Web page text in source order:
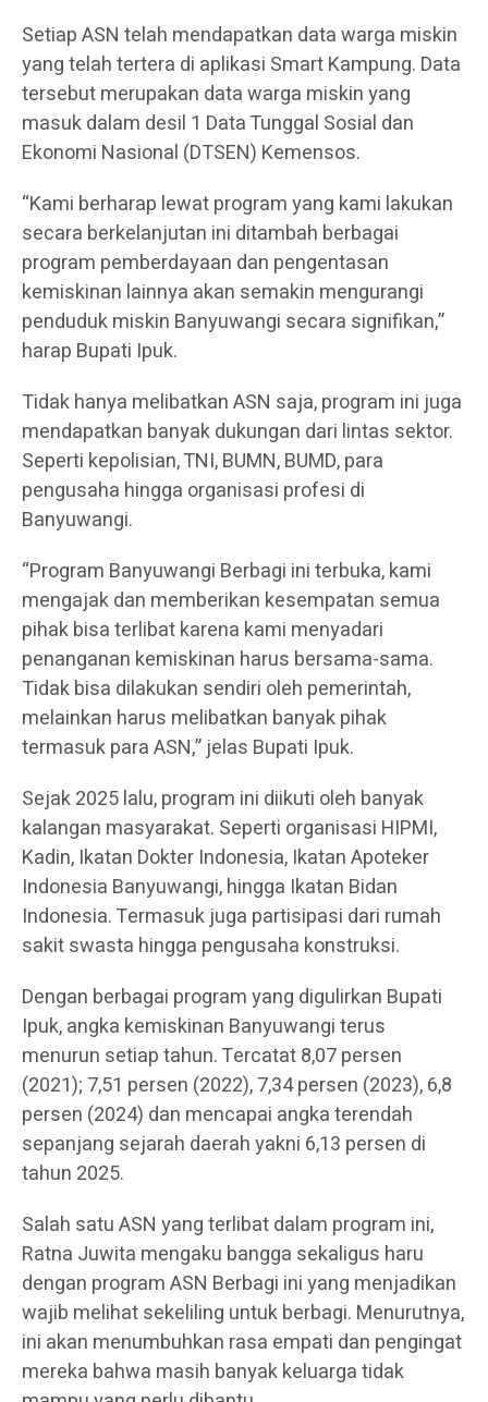
Setiap ASN telah mendapatkan data warga miskin
yang telah tertera di aplikasi Smart Kampung. Data
tersebut merupakan data warga miskin yang
masuk dalam desil 1 Data Tunggal Sosial dan
Ekonomi Nasional (DTSEN) Kemensos.
“Kami berharap lewat program yang kami lakukan
secara berkelanjutan ini ditambah berbagai
program pemberdayaan dan pengentasan
kemiskinan lainnya akan semakin mengurangi
penduduk miskin Banyuwangi secara signifikan,”
harap Bupati Ipuk.
Tidak hanya melibatkan ASN saja, program ini juga
mendapatkan banyak dukungan dari lintas sektor.
Seperti kepolisian, TNI, BUMN, BUMD, para
pengusaha hingga organisasi profesi di
Banyuwangi.
“Program Banyuwangi Berbagi ini terbuka, kami
mengajak dan memberikan kesempatan semua
pihak bisa terlibat karena kami menyadari
penanganan kemiskinan harus bersama-sama.
Tidak bisa dilakukan sendiri oleh pemerintah,
melainkan harus melibatkan banyak pihak
termasuk para ASN,” jelas Bupati Ipuk.
Sejak 2025 lalu, program ini diikuti oleh banyak
kalangan masyarakat. Seperti organisasi HIPMI,
Kadin, Ikatan Dokter Indonesia, Ikatan Apoteker
Indonesia Banyuwangi, hingga Ikatan Bidan
Indonesia. Termasuk juga partisipasi dari rumah
sakit swasta hingga pengusaha konstruksi.
Dengan berbagai program yang digulirkan Bupati
Ipuk, angka kemiskinan Banyuwangi terus
menurun setiap tahun. Tercatat 8,07 persen
(2021); 7,51 persen (2022), 7,34 persen (2023), 6,8
persen (2024) dan mencapai angka terendah
sepanjang sejarah daerah yakni 6,13 persen di
tahun 2025.
Salah satu ASN yang terlibat dalam program ini,
Ratna Juwita mengaku bangga sekaligus haru
dengan program ASN Berbagi ini yang menjadikan
wajib melihat sekeliling untuk berbagi. Menurutnya,
ini akan menumbuhkan rasa empati dan pengingat
mereka bahwa masih banyak keluarga tidak